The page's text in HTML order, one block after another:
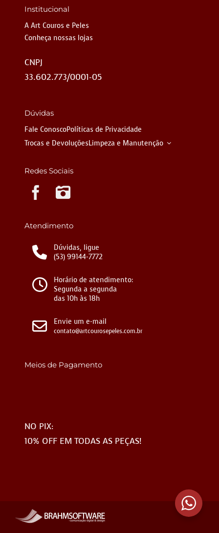
Institucional
A Art Couros e Peles
Conheça nossas lojas
CNPJ
33.602.773/0001-05
Dúvidas
Fale ConoscoPolíticas de Privacidade
Trocas e DevoluçõesLimpeza e Manutenção
Redes Sociais
Atendimento
Dúvidas, ligue
(53) 99144-7772
Horário de atendimento:
Segunda a segunda
das 10h às 18h
Envie um e-mail
contato@artcourosepeles.com.br
Meios de Pagamento
NO PIX:
10% OFF EM TODAS AS PEÇAS!